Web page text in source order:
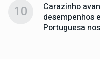
10
Carazinho
desempenhos
Portuguesa